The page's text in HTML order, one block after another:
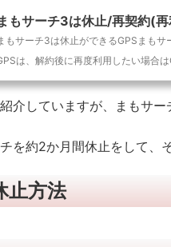
もサーチ3は休止/再契約(
もサーチ3は休止ができるGPSまも
は、解約後に再度利用したい場合
介していますが、まもサ
を約2か月間休止をして、
止方法